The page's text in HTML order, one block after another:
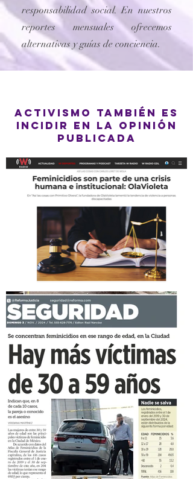
responsabilidad social. En nuestros
reportes mensuales ofrecemos
alternativas y guías de conciencia.
activismo también es
Incidir en la opinión
publicada